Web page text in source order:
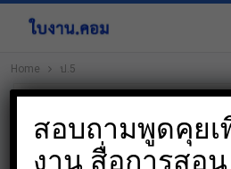
Home ป.5
ป.5
สอบถามพูดคุยเ
งาน สื่อการสอ